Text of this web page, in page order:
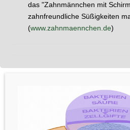
das "Zahnmännchen mit
zahnfreundliche Süßigkeiten
(www.zahnmaennchen.de)